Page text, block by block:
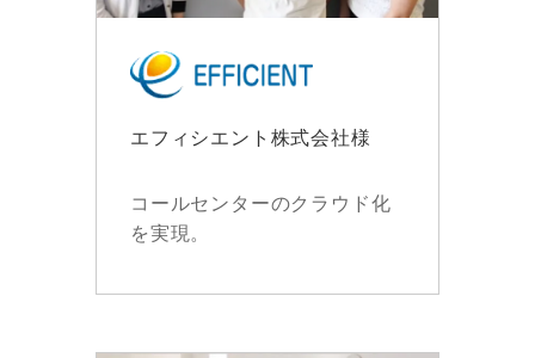
エフィシエント株式会社様
コールセンターのクラウド化
を実現。